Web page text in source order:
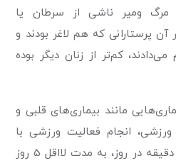
میزان مرگ ومیر ناشی از سرطان یا
پرستارانی که هم لاغر بودند و
کم‌تر از زنان دیگر بوده
مانند بیماری‌های قلبی و
ورزشی، انجام فعالیت ورزشی با
شدت متوسط دست کم 30 دقیقه در روز، به مدت لااقل 5 روز